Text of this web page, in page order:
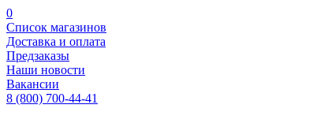
0
Список магазинов
Доставка и оплата
Предзаказы
Наши новости
Вакансии
8 (800) 700-44-41